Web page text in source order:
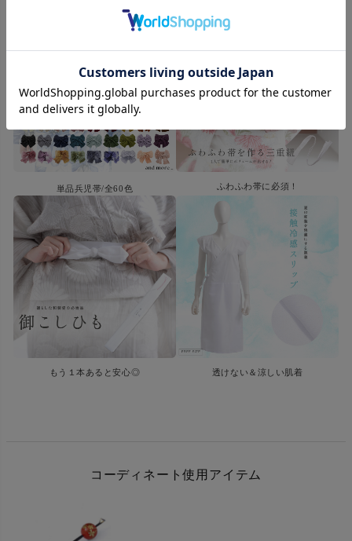
単品兵児帯/全60色 ふわふわ帯に必須！
もう１本あると安心◎ 透けない＆涼しい肌着
コーディネート使用アイテム